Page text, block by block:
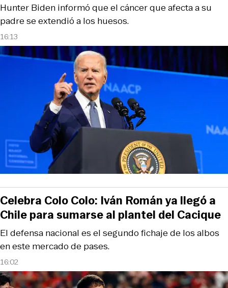
16:13
Hunter Biden informó que el cáncer que afecta a su
padre se extendió a los huesos.
16:02
El defensa nacional es el segundo fichaje de los albos
en este mercado de pases.
Celebra Colo Colo: Iván Román ya llegó a
Chile para sumarse al plantel del Cacique